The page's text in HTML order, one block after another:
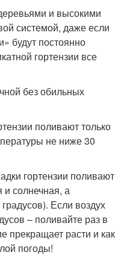
и высокими
системой, даже если
будут постоянно
гортензии все
без обильных
поливают только
не ниже 30
гортензии поливают
и солнечная, а
Если воздух
– поливайте раз в
прекращает расти и как
погоды!